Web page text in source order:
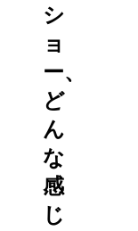
シ
ョ
ー、
ど
ん
な
感
じ